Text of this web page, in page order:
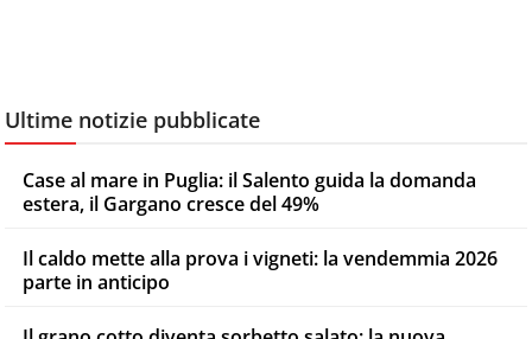
Ultime notizie pubblicate
Case al mare in Puglia: il Salento guida la domanda
estera, il Gargano cresce del 49%
Il caldo mette alla prova i vigneti: la vendemmia 2026
parte in anticipo